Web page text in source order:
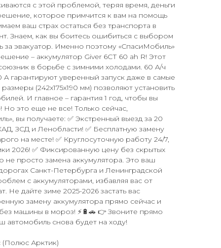
с этой проблемой, теряя время, деньги
которое примчится к вам на помощь
ваш страх остаться без транспорта в
Знаем, как вы боитесь ошибиться с выбором
за эвакуатор. Именно поэтому «СпасиМобиль»
– аккумулятор Giver 6СТ 60 ah R! Этот
в борьбе с зимними холодами. 60 А/ч
А гарантируют уверенный запуск даже в самые
(242x175x190 мм) позволяют установить
И главное – гарантия 1 год, чтобы вы
Но это еще не все! Только сейчас,
вы получаете: ✅ Экстренный выезд за 20
ЗСД и Ленобласти! ✅ Бесплатную замену
на месте! ✅ Круглосуточную работу 24/7,
2026! ✅ Фиксированную цену без скрытых
не просто замена аккумулятора. Это ваш
Санкт-Петербурга и Ленинградской
с аккумуляторами, избавляя вас от
Не дайте зиме 2025-2026 застать вас
замену аккумулятора прямо сейчас и
машины в мороз! ⚡🔋🚗 👉 Звоните прямо
автомобиль снова будет на ходу!
(Полюс Арктик)